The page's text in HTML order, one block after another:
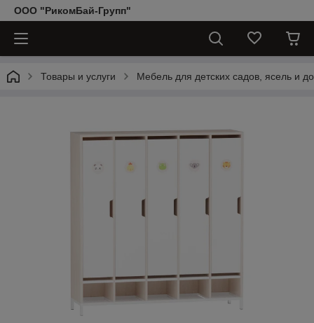
ООО "РикомБай-Групп"
Товары и услуги Мебель для детских садов, ясель и